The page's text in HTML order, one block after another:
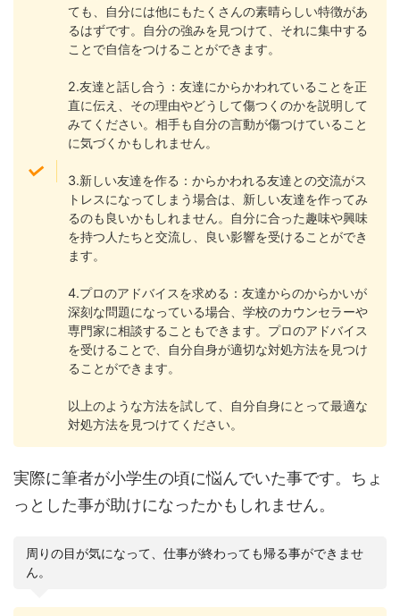
ても、自分には他にもたくさんの素晴らしい特徴があ
るはずです。自分の強みを見つけて、それに集中する
ことで自信をつけることができます。
2.友達と話し合う：友達にからかわれていることを正
直に伝え、その理由やどうして傷つくのかを説明して
みてください。相手も自分の言動が傷つけていること
に気づくかもしれません。
3.新しい友達を作る：からかわれる友達との交流がス
トレスになってしまう場合は、新しい友達を作ってみ
るのも良いかもしれません。自分に合った趣味や興味
を持つ人たちと交流し、良い影響を受けることができ
ます。
4.プロのアドバイスを求める：友達からのからかいが
深刻な問題になっている場合、学校のカウンセラーや
専門家に相談することもできます。プロのアドバイス
を受けることで、自分自身が適切な対処方法を見つけ
ることができます。
以上のような方法を試して、自分自身にとって最適な
対処方法を見つけてください。
実際に筆者が小学生の頃に悩んでいた事です。ちょ
っとした事が助けになったかもしれません。
周りの目が気になって、仕事が終わっても帰る事ができませ
ん。